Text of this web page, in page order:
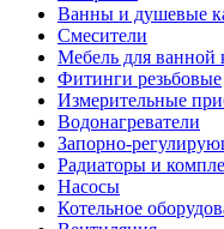
Ванны и душевые
Смесители
Мебель для ванной
Фитинги резьбовые
Измерительные
Водонагреватели
Запорно-
Радиаторы и
Насосы
Котельное